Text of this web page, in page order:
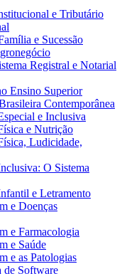
e Tributário
e Sucessão
Registral e Notarial
Ensino Superior
Contemporânea
e Inclusiva
e Nutrição
Ludicidade,
O Sistema
e Letramento
e Doenças
e Farmacologia
e Saúde
e as Patologias
de Software